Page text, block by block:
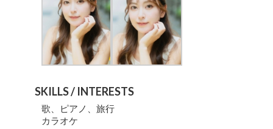
SKILLS / INTERESTS
歌、ピアノ、旅行
カラオケ